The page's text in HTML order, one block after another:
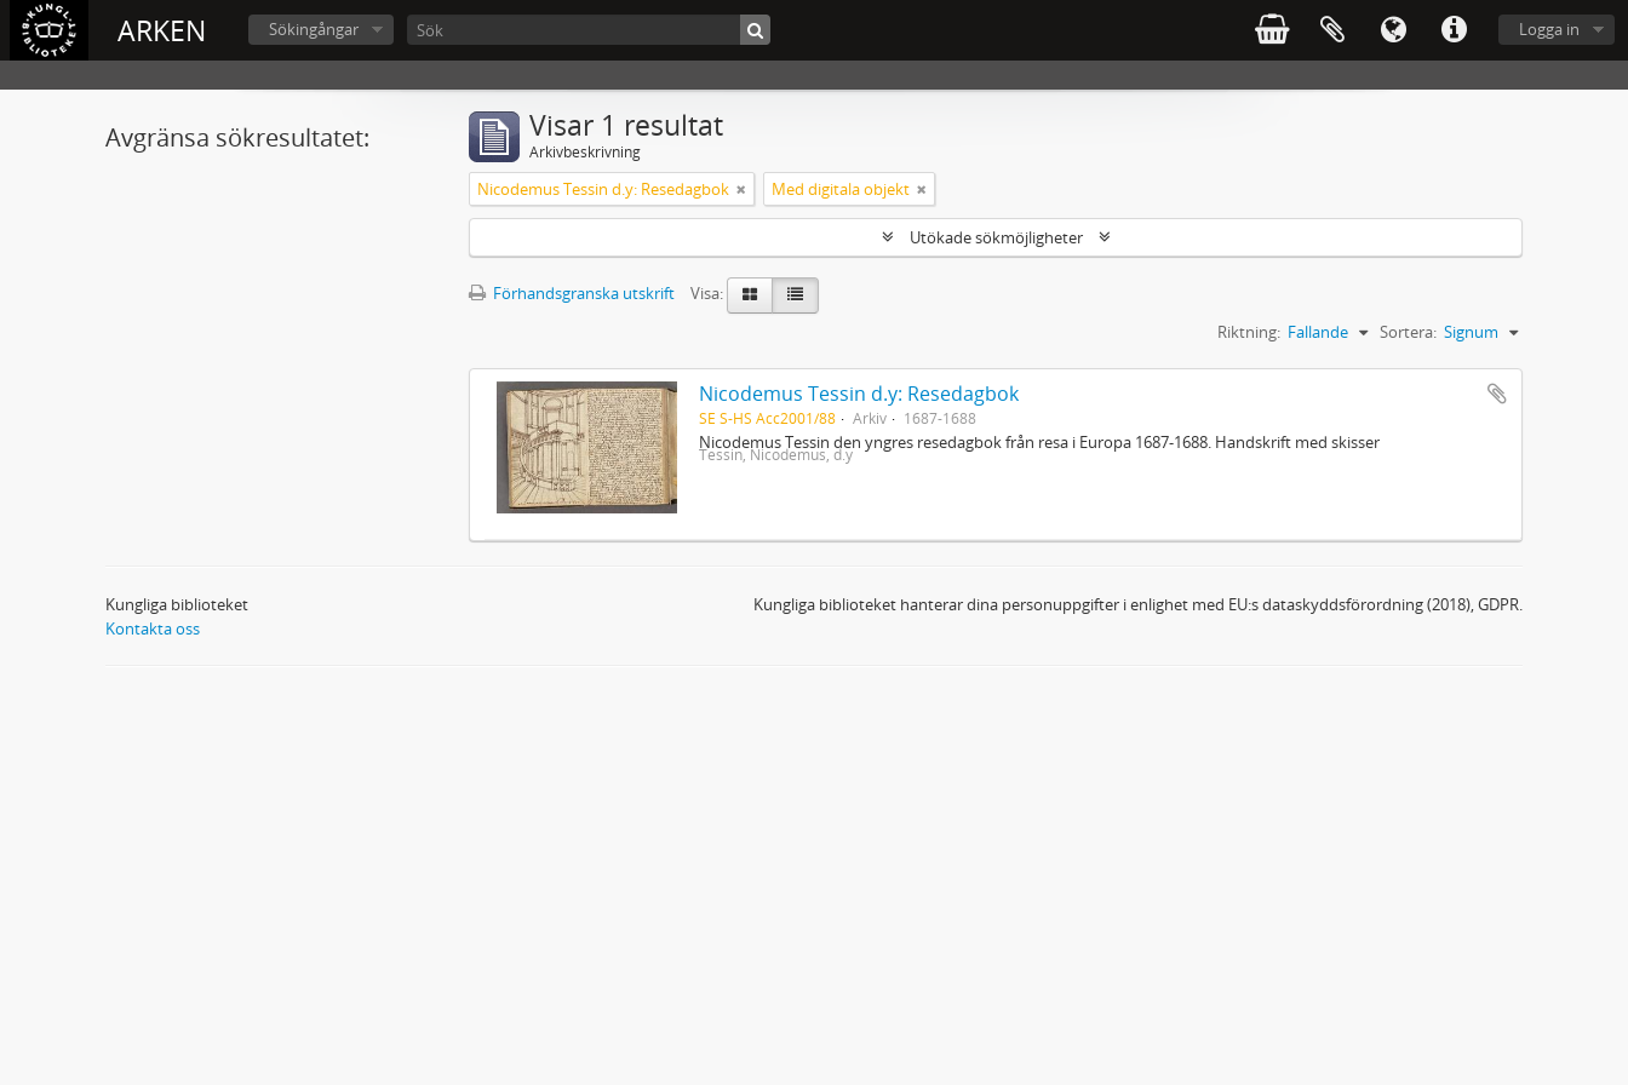
ARKEN Logga in
Sökingångar
Avgränsa sökresultatet: Visar 1 resultat
Arkivbeskrivning
Nicodemus Tessin d.y: Resedagbok Med digitala objekt
Utökade sökmöjligheter
Förhandsgranska utskrift
Visa:
Sortera: Signum
Riktning: Fallande
Nicodemus Tessin d.y: Resedagbok
SE S-HS Acc2001/88 Arkiv 1687-1688
Nicodemus Tessin den yngres resedagbok från resa i Europa 1687-1688. Handskrift med skisser
Tessin, Nicodemus, d.y
Kungliga biblioteket
Kontakta oss
Kungliga biblioteket hanterar dina personuppgifter i enlighet med EU:s dataskyddsförordning (2018), GDPR.